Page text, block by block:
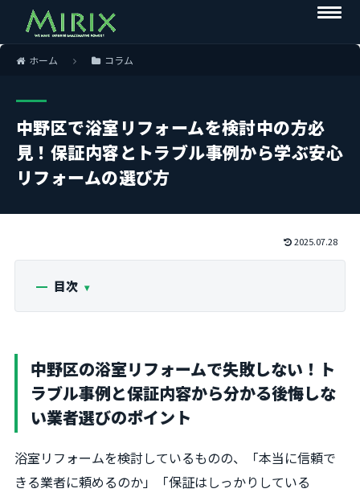
ホーム コラム
中野区で浴室リフォームを検討中の方必
見！保証内容とトラブル事例から学ぶ安心
リフォームの選び方
2025.07.28
目次
中野区の浴室リフォームで失敗しない！ト
ラブル事例と保証内容から分かる後悔しな
い業者選びのポイント
浴室リフォームを検討しているものの、「本当に信頼で
きる業者に頼めるのか」「保証はしっかりしている